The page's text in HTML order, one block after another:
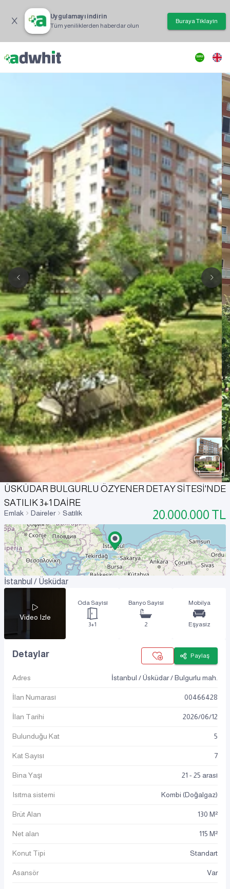
Uygulamayı indirin
Tüm yeniliklerden haberdar olun
Buraya Tıklayın
ÜSKÜDAR BULGURLU ÖZYENER DETAY SİTESİ'NDE
SATILIK 3+1 DAİRE
Emlak Daireler Satılık 20.000.000 TL
İstanbul / Üsküdar
Video Izle
Oda Sayısı
3+1
Banyo Sayısı
2
Mobilya
Eşyasız
Detaylar Paylaş
Adres İstanbul / Üsküdar / Bulgurlu mah.
İlan Numarası 00466428
İlan Tarihi 2026/06/12
Bulunduğu Kat 5
Kat Sayısı 7
Bina Yaşı 21 - 25 arası
Isıtma sistemi Kombi (Doğalgaz)
Brüt Alan 130 M²
Net alan 115 M²
Konut Tipi Standart
Asansör Var